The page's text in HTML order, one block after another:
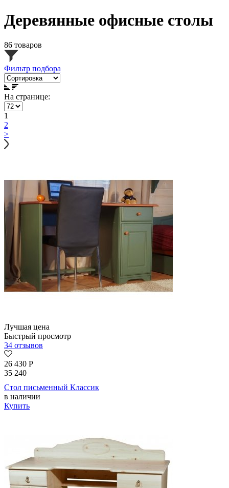
Деревянные офисные столы
86 товаров
Фильтр подбора
На странице:
1
2
>
Лучшая цена
Быстрый просмотр
34 отзывов
26 430 Р
35 240
Стол письменный Классик
в наличии
Купить